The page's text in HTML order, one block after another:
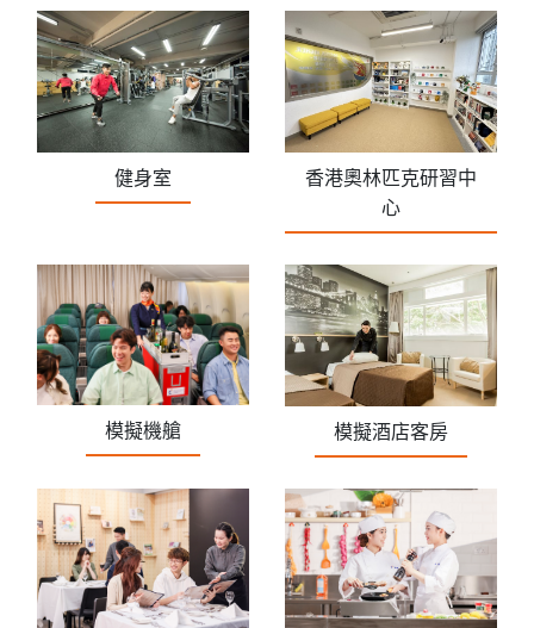
健身室
香港奧林匹克研習中
心
模擬機艙 模擬酒店客房